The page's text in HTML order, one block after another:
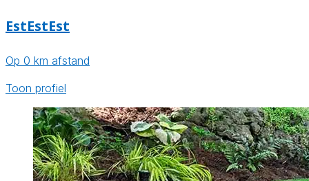
EstEstEst
Op 0 km afstand
Toon profiel